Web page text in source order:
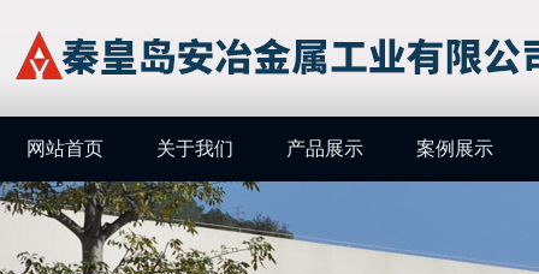
网站首页 关于我们 产品展示 案例展示